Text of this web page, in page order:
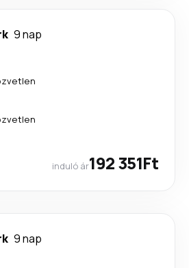
9 nap
induló ár192 351Ft
9 nap